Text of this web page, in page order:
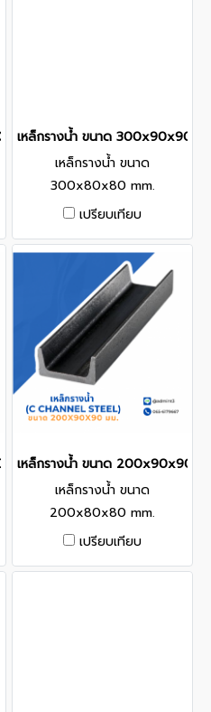
mm.
เหล็กรางน้ำ ขนาด 300x90x90
เหล็กรางน้ำ ขนาด
300x80x80 mm.
เปรียบเทียบ
mm.
เหล็กรางน้ำ ขนาด 200x90x90
เหล็กรางน้ำ ขนาด
200x80x80 mm.
เปรียบเทียบ